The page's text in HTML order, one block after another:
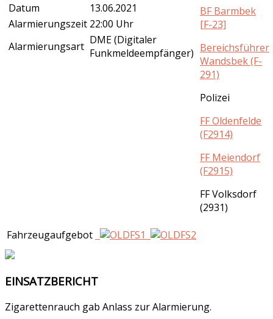
Datum
13.06.2021
Alarmierungszeit 22:00 Uhr
Alarmierungsart DME (Digitaler
Funkmeldeempfänger)
BF Barmbek
[F-23]
Bereichsführer
Wandsbek (F-
291)
Polizei
FF Oldenfelde
(F2914)
FF Meiendorf
(F2915)
FF Volksdorf
(2931)
Fahrzeugaufgebot
EINSATZBERICHT
Zigarettenrauch gab Anlass zur Alarmierung.